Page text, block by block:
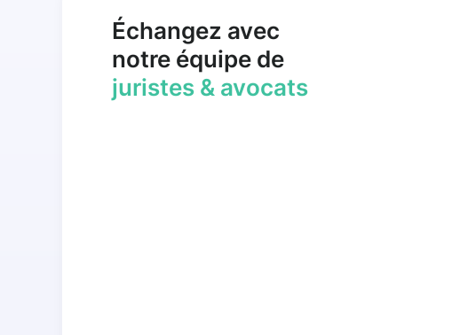
Échangez avec
notre équipe de
juristes & avocats